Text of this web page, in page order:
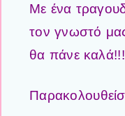
Με ένα
τον γνωστό
θα πάνε καλά!!!